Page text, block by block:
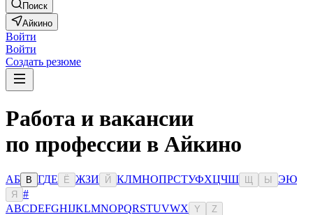
Поиск
Айкино
Войти
Войти
Создать резюме
Работа и вакансии
по профессии в Айкино
АБ В ГДЕ Ё ЖЗИ Й КЛМНОПРСТУФХЦЧШ Ы ЭЮ
Я
#
ABCDEFGHIJKLMNOPQRSTUVWX Y Z